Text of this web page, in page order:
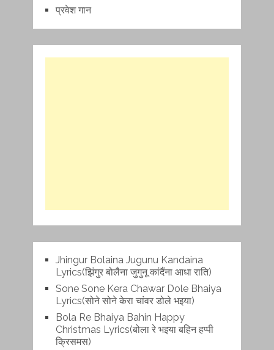
प्रवेश गान
Jhingur Bolaina Jugunu Kandaina
Lyrics(झिंगुर बोलैना जुगुनू कांदैंना आधा राति)
Sone Sone Kera Chawar Dole Bhaiya
Lyrics(सोने सोने केरा चांवर डोले भइया)
Bola Re Bh‌aiya Bahin Happy
Christmas Lyrics(बोला रे भ‌इया बहिन हप्पी
क्रिसमस)